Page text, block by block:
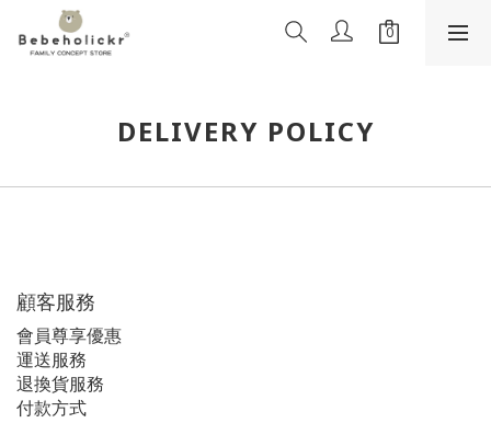
DELIVERY POLICY
顧客服務
會員尊享優惠
運送服務
退換貨服務
付款方式